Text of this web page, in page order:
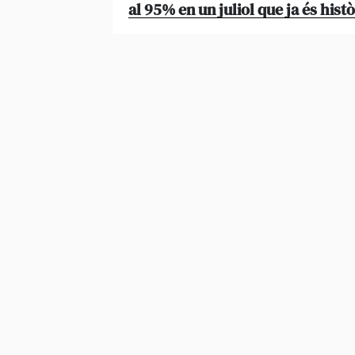
al 95% en un juliol que ja és